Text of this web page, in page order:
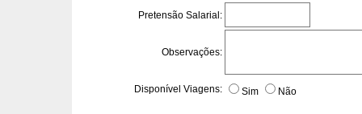
Pretensão Salarial:
Observações:
Disponível Viagens: Sim Não